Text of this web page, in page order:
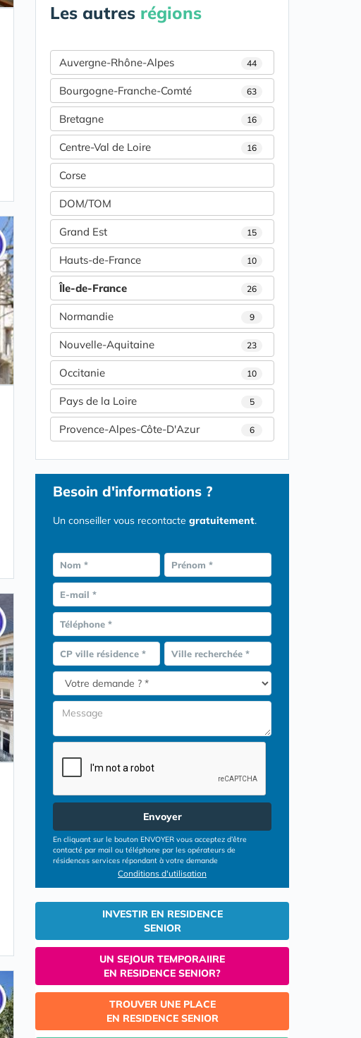
Les autres régions
Auvergne-Rhône-Alpes 44
Bourgogne-Franche-Comté 63
Bretagne 16
Centre-Val de Loire 16
Corse
DOM/TOM
Grand Est 15
Hauts-de-France 10
Île-de-France 26
Normandie 9
Nouvelle-Aquitaine 23
Occitanie 10
Pays de la Loire 5
Provence-Alpes-Côte-D'Azur 6
Besoin d'informations ?
Un conseiller vous recontacte gratuitement.
Nom * Prénom *
E-mail *
Téléphone *
CP ville résidence * Ville recherchée *
Envoyer
En cliquant sur le bouton ENVOYER vous acceptez d’être
contacté par mail ou téléphone par les opérateurs de
résidences services répondant à votre demande
Conditions d'utilisation
INVESTIR EN RESIDENCE
SENIOR
UN SEJOUR TEMPORAIIRE
EN RESIDENCE SENIOR?
TROUVER UNE PLACE
EN RESIDENCE SENIOR